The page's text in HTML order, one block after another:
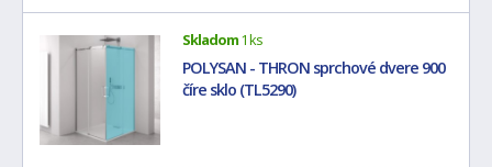
Skladom1 ks
POLYSAN - THRON sprchové dvere 900
číre sklo (TL5290)